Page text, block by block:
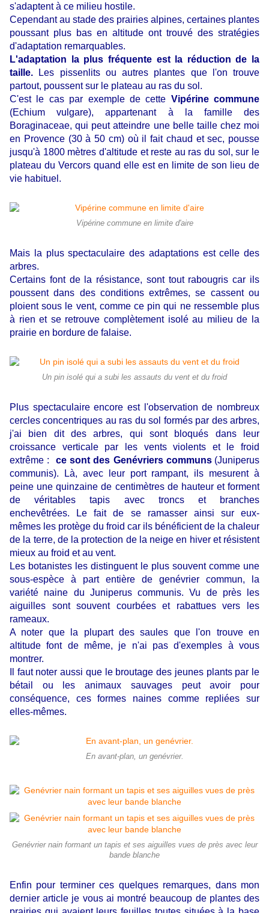
s'adaptent à ce milieu hostile.
Cependant au stade des prairies alpines, certaines plantes
poussant plus bas en altitude ont trouvé des stratégies
d'adaptation remarquables.
L'adaptation la plus fréquente est la réduction de la
taille. Les pissenlits ou autres plantes que l'on trouve
partout, poussent sur le plateau au ras du sol.
C'est le cas par exemple de cette Vipérine commune
(Echium vulgare), appartenant à la famille des
Boraginaceae, qui peut atteindre une belle taille chez moi
en Provence (30 à 50 cm) où il fait chaud et sec, pousse
jusqu'à 1800 mètres d'altitude et reste au ras du sol, sur le
plateau du Vercors quand elle est en limite de son lieu de
vie habituel.
Vipérine commune en limite d'aire
Mais la plus spectaculaire des adaptations est celle des
arbres.
Certains font de la résistance, sont tout rabougris car ils
poussent dans des conditions extrêmes, se cassent ou
ploient sous le vent, comme ce pin qui ne ressemble plus
à rien et se retrouve complètement isolé au milieu de la
prairie en bordure de falaise.
Un pin isolé qui a subi les assauts du vent et du froid
Plus spectaculaire encore est l'observation de nombreux
cerclesconcentriques au ras du sol formés par des arbres,
j'ai bien dit des arbres, qui sont bloqués dans leur
croissance verticale par les vents violents et le froid
extrême : ce sont des Genévriers communs (Juniperus
communis). Là, avec leur port rampant, ils mesurent à
peine une quinzaine de centimètres de hauteur et forment
de véritables tapis avec troncs et branches
enchevêtrées. Le fait de se ramasser ainsi sur eux-
mêmes les protège du froid car ils bénéficient de la chaleur
de la terre, de la protection de la neige en hiver et résistent
mieux au froid et au vent.
Les botanistes les distinguent le plus souvent comme une
sous-espèce à part entière de genévrier commun, la
variété naine du Juniperus communis. Vu de près les
aiguilles sont souvent courbées et rabattues vers les
rameaux.
A noter que la plupart des saules que l'on trouve en
altitude font de même, je n'ai pas d'exemples à vous
montrer.
Il faut noter aussi que le broutage des jeunes plants par le
bétail ou les animaux sauvages peut avoir pour
conséquence, ces formes naines comme repliées sur
elles-mêmes.
En avant-plan, un genévrier.
Genévrier nain formant un tapis et ses aiguilles vues de près avec leur
bande blanche
Enfin pour terminer ces quelques remarques, dans mon
dernier article je vous ai montré beaucoup de plantes des